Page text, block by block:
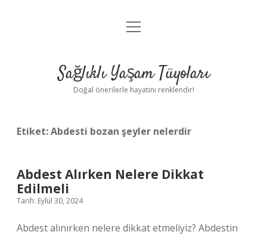
Anasayfa
Yasal Uyarı
menüyü
Sağlıklı Yaşam Tüyoları
Doğal önerilerle hayatını renklendir!
Etiket:Abdesti bozan şeyler nelerdir
Abdest Alırken Nelere Dikkat
Edilmeli
Tarih: Eylül 30, 2024
Abdest alınırken nelere dikkat etmeliyiz? Abdestin